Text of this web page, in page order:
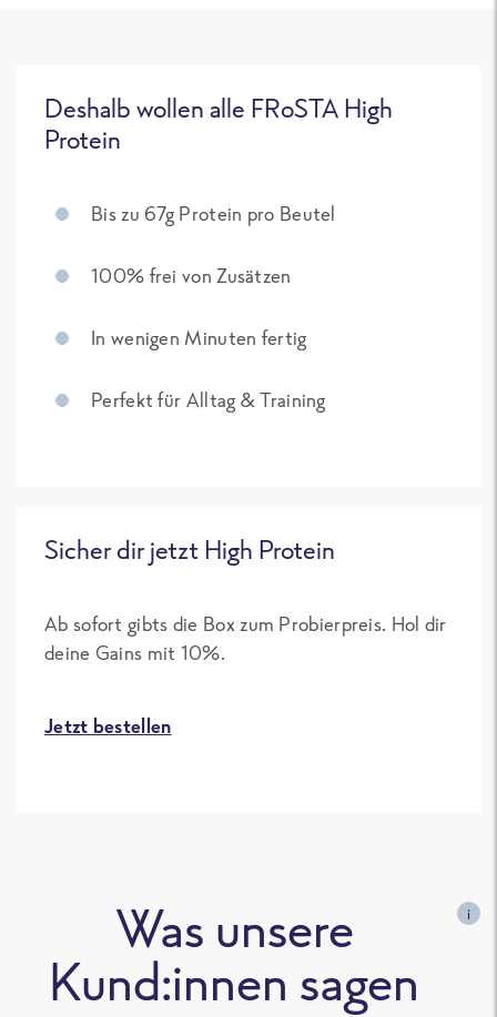
Deshalb wollen alle FRoSTA High
Protein
Bis zu 67g Protein pro Beutel
100% frei von Zusätzen
In wenigen Minuten fertig
Perfekt für Alltag & Training
Sicher dir jetzt High Protein
Ab sofort gibts die Box zum Probierpreis. Hol dir
deine Gains mit 10%.
Jetzt bestellen
Was unsere
Kund:innen sagen
i